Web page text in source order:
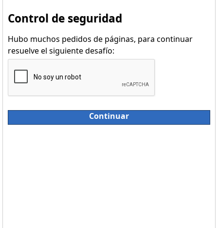
Control de seguridad
Hubo muchos pedidos de páginas, para continuar
resuelve el siguiente desafío:
Continuar